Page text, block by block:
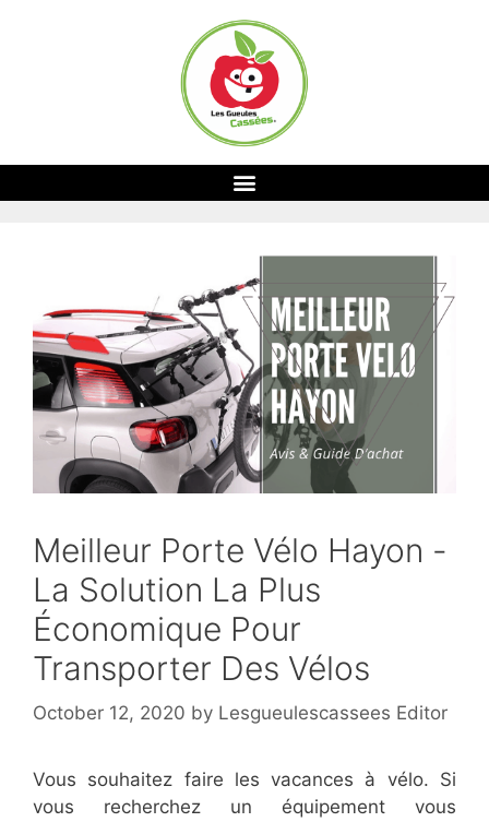
Meilleur Porte Vélo Hayon -
La Solution La Plus
Économique Pour
Transporter Des Vélos
October 12, 2020 by Lesgueulescassees Editor
Vous souhaitez faire les vacances à vélo. Si
vous recherchez un équipement vous